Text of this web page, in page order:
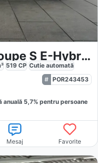
Porsche Cayenne Coupe S E-Hybrid
519 CP Cutie automată
POR243453
anuală 5,7% pentru persoane
Mesaj Favorite